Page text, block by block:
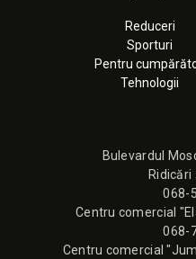
Reduceri
Sporturi
Pentru
Tehnologii
Bulevardul
Ridicări
068-
Сentru comercial
068-
Сentru comercial